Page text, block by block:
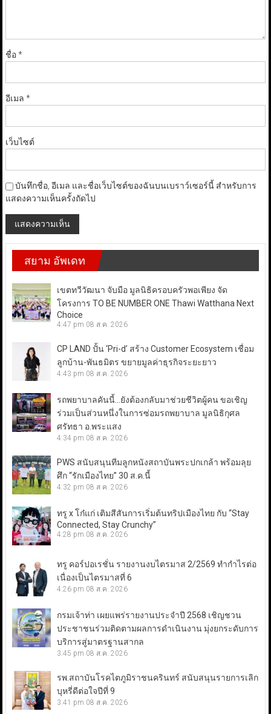
ชื่อ*
อีเมล *
เว็บไซต์
บันทึกชื่อ, อีเมล และชื่อเว็บไซต์ของฉันบนเบราว์เซอร์นี้ สำหรับการ
แสดงความเห็นครั้งถัดไป
สยาม อัพเดท
เขตทวีวัฒนา จับมือ มูลนิธิครอบครัวพอเพียง จัด
โครงการ TO BE NUMBER ONE Thawi Watthana Next
Choice
4:47 pm 08 ส.ค. 2026
CP LAND ปั้น ‘Pri-d’ สร้าง Customer Ecosystem เชื่อม
ลูกบ้าน-พันธมิตร ขยายมูลค่าธุรกิจระยะยาว
4:43 pm 08 ส.ค. 2026
รถพยาบาลคันนี้…ยังต้องกลับมาช่วยชีวิตผู้คน ขอเชิญ
ร่วมเป็นส่วนหนึ่งในการซ่อมรถพยาบาล มูลนิธิกุศล
ศรัทธา อ.พระแสง
4:34 pm 08 ส.ค. 2026
PWS สนับสนุนทีมลูกหนังสถาบันพระปกเกล้า พร้อมลุย
ศึก “รักเมืองไทย” 30 ส.ค.นี้
4:32 pm 08 ส.ค. 2026
ทรู x โก๋แก่ เติมสีสันการเริ่มต้นทริปเมืองไทย กับ “Stay
Connected, Stay Crunchy”
4:28 pm 08 ส.ค. 2026
ทรู คอร์ปอเรชั่น รายงานงบไตรมาส 2/2569 ทำกำไรต่อ
เนื่องเป็นไตรมาสที่ 6
4:26 pm 08 ส.ค. 2026
กรมเจ้าท่า เผยแพร่รายงานประจำปี 2568 เชิญชวน
ประชาชนร่วมติดตามผลการดำเนินงาน มุ่งยกระดับการ
บริการสู่มาตรฐานสากล
3:45 pm 08 ส.ค. 2026
รพ.สถาบันโรคไตภูมิราชนครินทร์ สนับสนุนรายการเลิก
บุหรี่ดีต่อใจปีที่ 9
3:41 pm 08 ส.ค. 2026